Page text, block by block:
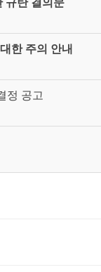
규탄 결의문
한 주의 안내
정 공고